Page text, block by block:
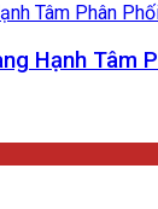
Hạnh Tâm